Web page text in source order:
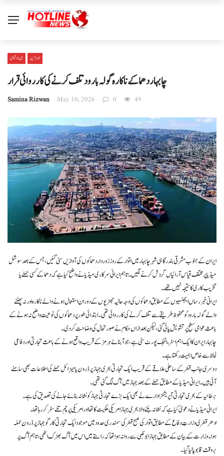
بین الا قوامی تازہ ترین
چابہار دھماکے ناکارہ گولہ بارود تلف کرنے کی کارروائی قرار
Samina Rizwan May 10, 2026 0 49
ایران کے جنوب مشرقی بندرگاہی شہر چابہار میں اتوار کے روز زور دار دھماکوں کی آوازیں سنی گئیں، جس کے بعد سوشل
میڈیا پر مختلف قیاس آرائیاں گردش کرنے لگیں۔ تاہم ایرانی سرکاری میڈیا نے واضح کیا ہے کہ دھماکے کسی حملے یا
تخریب کاری کا نتیجہ نہیں تھے۔
ایرانی خبر رساں ایجنسیوں کے مطابق دھماکوں کی وجہ حالیہ جھڑپوں کے دوران استعمال ہونے والے ناکارہ اور نہ پھٹنے
والے گولہ بارود کو محفوظ طریقے سے تلف کرنے کی کارروائی تھی۔ ابتدائی طور پر دھماکوں کی نوعیت واضح نہ ہونے کے
باعث عوامی سطح پر تشویش پائی گئی، لیکن بعد ازاں حکام نے صورتحال کی وضاحت کردی۔
چابہار ایران کا ایک اہم اسٹریٹجک پورٹ سٹی ہے، جو آبنائے ہرمز کے قریب واقع ہونے کے باعث تجارتی اور دفاعی
لحاظ سے خاص اہمیت رکھتا ہے۔
دوسری جانب قطر کے ساحلی علاقے کے قریب ایک تجارتی بحری جہاز پر ڈرون یا میزائل حملے کی اطلاعات بھی سامنے
آئی ہیں۔ ایرانی میڈیا کے مطابق حملے کے بعد جہاز میں آگ لگ گئی تھی۔
برطانیہ کے بحری تجارتی آپریشنز ادارے نے بھی ایک بڑے تجارتی جہاز کو نشانہ بنائے جانے کی تصدیق کی ہے۔
ایرانی میڈیا نے دعویٰ کیا ہے کہ نشانہ بننے والا بحری جہاز امریکی ملکیت کا تھا اور امریکی پرچم تلے سفر کر رہا تھا۔
ادھر قطری وزارتِ دفاع کے مطابق اتوار کی صبح قطر کی سمندری حدود میں موجود ایک تجارتی کارگو جہاز پر ڈرون حملہ
ہوا۔ وزارت کے بیان کے مطابق جہاز ابو ظبی سے روانہ ہوا تھا کہ راستے میں اس میں آگ بھڑک اٹھی، تاہم آگ پر
بروقت قابو پالیا گیا۔